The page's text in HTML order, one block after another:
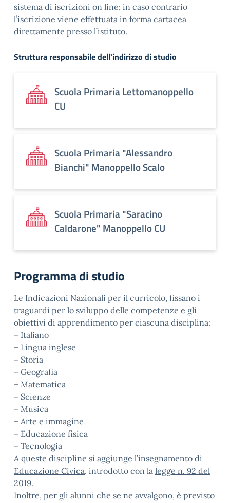
sistema di iscrizioni on line; in caso contrario
l’iscrizione viene effettuata in forma cartacea
direttamente presso l’istituto.
Struttura responsabile dell'indirizzo di studio
Scuola Primaria Lettomanoppello
CU
Scuola Primaria "Alessandro
Bianchi" Manoppello Scalo
Scuola Primaria "Saracino
Caldarone" Manoppello CU
Programma di studio
Le Indicazioni Nazionali per il curricolo, fissano i
traguardi per lo sviluppo delle competenze e gli
obiettivi di apprendimento per ciascuna disciplina:
– Italiano
– Lingua inglese
– Storia
– Geografia
– Matematica
– Scienze
– Musica
– Arte e immagine
– Educazione fisica
– Tecnologia
A queste discipline si aggiunge l’insegnamento di
Educazione Civica, introdotto con la legge n. 92 del
2019.
Inoltre, per gli alunni che se ne avvalgono, è previsto